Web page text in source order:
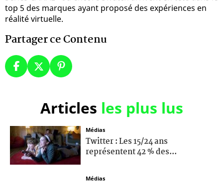
top 5 des marques ayant proposé des expériences en
réalité virtuelle.
Partager ce Contenu
Articles les plus lus
Médias
Twitter : Les 15/24 ans
représentent 42 % des...
Médias